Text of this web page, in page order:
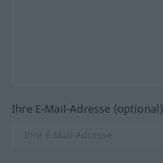
Ihre E-Mail-Adresse (optional)